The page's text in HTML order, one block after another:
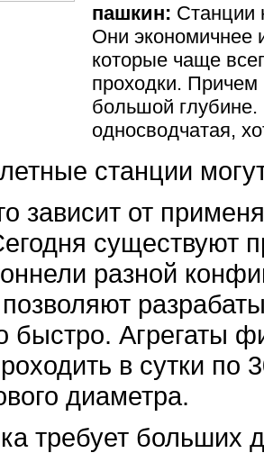
пашкин: Станции
Они экономичнее
которые чаще
проходки. Причем
большой
односводчатая,
станции
зависит от
существуют
разной
быстро. Агрегаты
в сутки по
диаметра.
требует больших